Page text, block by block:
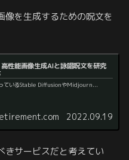
像を生成するための呪文を
高性能画像生成AIと詠唱呪文を研究
ているStable DiffusionやMidjourn...
2022.09.19
きサービスだと考えてい